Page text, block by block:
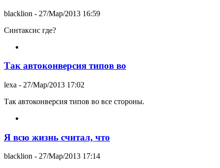
blacklion - 27/Мар/2013 16:59
Синтаксис где?
Так автоконверсия типов во
lexa - 27/Мар/2013 17:02
Так автоконверсия типов во все стороны.
Я всю жизнь считал, что
blacklion - 27/Мар/2013 17:14